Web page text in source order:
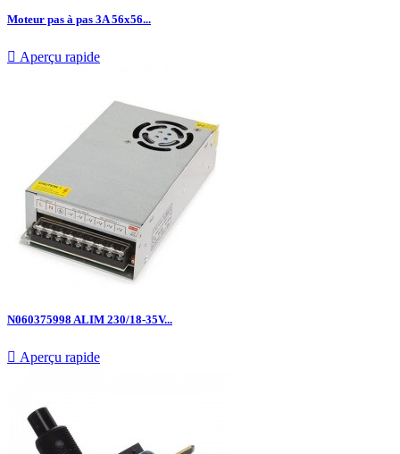
Moteur pas à pas 3A 56x56...
 Aperçu rapide
N060375998 ALIM 230/18-35V...
 Aperçu rapide